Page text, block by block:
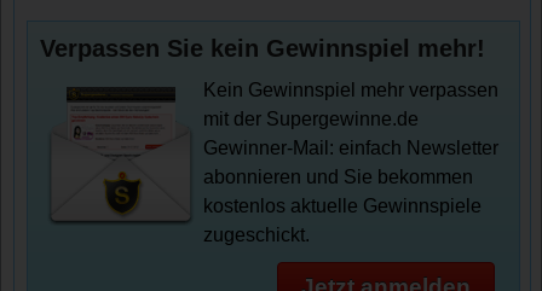
Verpassen Sie kein Gewinnspiel mehr!
Kein Gewinnspiel mehr verpassen
mit der Supergewinne.de
Gewinner-Mail: einfach Newsletter
abonnieren und Sie bekommen
kostenlos aktuelle Gewinnspiele
zugeschickt.